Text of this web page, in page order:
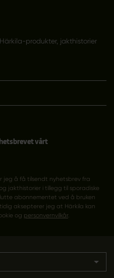
produkter, jakthistorier
vårt
jeg å få tilsendt nyhetsbrev fra
jakthistorier i tillegg til sporadiske
abonnementet ved å bruken
aksepterer jeg at Härkila kan
og personvernvilkår.